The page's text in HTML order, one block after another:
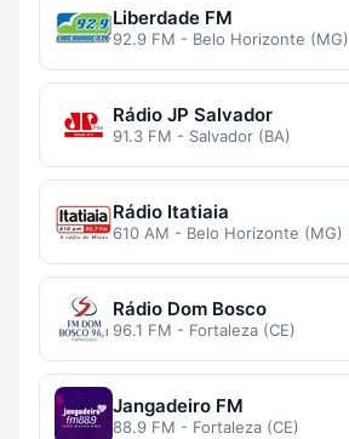
Liberdade FM
92.9 FM - Belo Horizonte (MG)
Rádio JP Salvador
91.3 FM - Salvador (BA)
Rádio Itatiaia
610 AM - Belo Horizonte (MG)
Rádio Dom Bosco
96.1 FM - Fortaleza (CE)
Jangadeiro FM
88.9 FM - Fortaleza (CE)